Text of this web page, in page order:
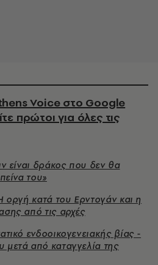
Voice στο Google
πρώτοι για όλες τις
είναι δράκος που δεν θα
του»
οργή κατά του Ερντογάν και η
από τις αρχές
ενδοοικογενειακής βίας -
από καταγγελία της